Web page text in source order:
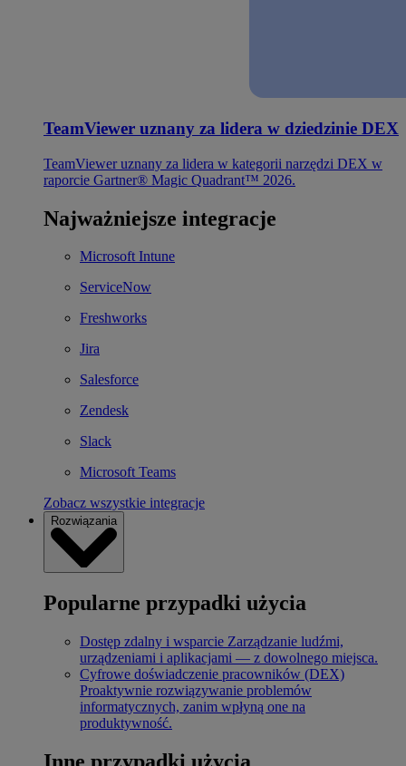
TeamViewer uznany za lidera w dziedzinie DEX
TeamViewer uznany za lidera w kategorii narzędzi DEX w
raporcie Gartner® Magic Quadrant™ 2026.
Najważniejsze integracje
Microsoft Intune
ServiceNow
Freshworks
Jira
Salesforce
Zendesk
Slack
Microsoft Teams
Zobacz wszystkie integracje
Rozwiązania
Popularne przypadki użycia
Dostęp zdalny i wsparcie Zarządzanie ludźmi,
urządzeniami i aplikacjami — z dowolnego miejsca.
Cyfrowe doświadczenie pracowników (DEX)
Proaktywnie rozwiązywanie problemów
informatycznych, zanim wpłyną one na
produktywność.